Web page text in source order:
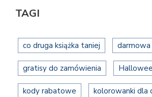
TAGI
co druga książka taniej
gratisy do zamówienia
kody rabatowe kolorowanki dla